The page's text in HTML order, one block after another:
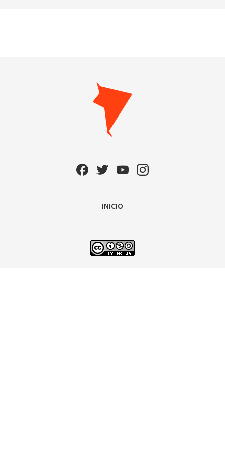
INICIO